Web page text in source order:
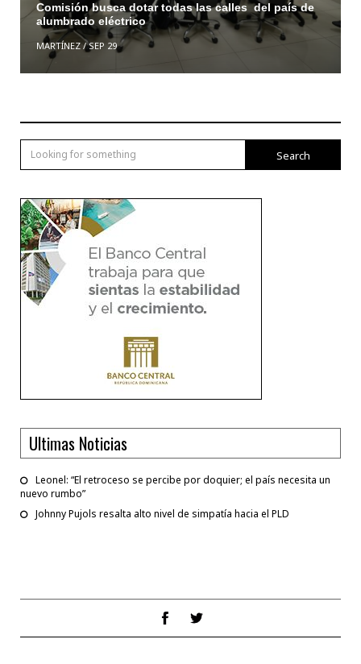
Comisión busca dotar todas las calles del país de
alumbrado eléctrico
MARTÍNEZ/SEP 29
Search
Ultimas Noticias
Leonel: “El retroceso se percibe por doquier; el país necesita un
nuevo rumbo”
Johnny Pujols resalta alto nivel de simpatía hacia el PLD